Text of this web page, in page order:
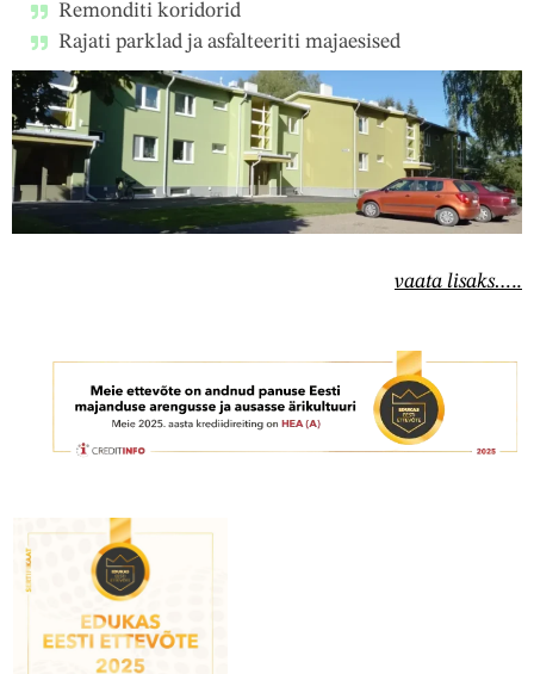
Remonditi koridorid
Rajati parklad ja asfalteeriti majaesised
vaata lisaks…..